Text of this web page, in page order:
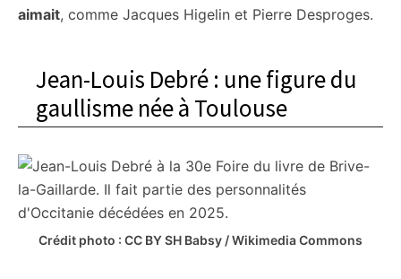
aimait, comme Jacques Higelin et Pierre Desproges.
Jean-Louis Debré : une figure du
gaullisme née à Toulouse
Crédit photo : CC BY SH Babsy / Wikimedia Commons